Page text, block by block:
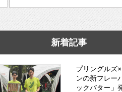
新着記事
プリングルズ
ンの新フレー
ックバター